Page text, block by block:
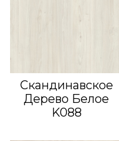
Скандинавское
Дерево Белое
K088